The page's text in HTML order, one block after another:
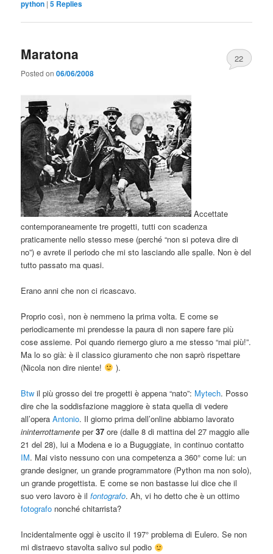
python |5 Replies
Maratona
Posted on06/06/2008
22
Accettate
contemporaneamente tre progetti, tutti con scadenza
praticamente nello stesso mese (perché “non si poteva dire di
no”) e avrete il periodo che mi sto lasciando alle spalle. Non è del
tutto passato ma quasi.
Erano anni che non ci ricascavo.
Proprio così, non è nemmeno la prima volta. E come se
periodicamente mi prendesse la paura di non sapere fare più
cose assieme. Poi quando riemergo giuro a me stesso “mai più!”.
Ma lo so già: è il classico giuramento che non saprò rispettare
(Nicola non dire niente!
).
Btw il più grosso dei tre progetti è appena “nato”: Mytech. Posso
dire che la soddisfazione maggiore è stata quella di vedere
all’operaAntonio. Il giorno prima dell’online abbiamo lavorato
ininterrottamente per37 ore (dalle 8 di mattina del 27 maggio alle
21 del 28), lui a Modena e io a Buguggiate, in continuo contatto
IM. Mai visto nessuno con una competenza a 360° come lui: un
grande designer, un grande programmatore (Python ma non solo),
un grande progettista. E come se non bastasse lui dice che il
suo vero lavoro è ilfontografo. Ah, vi ho detto che è un ottimo
fotografo nonché chitarrista?
Incidentalmente oggi è uscito il 197° problema di Eulero. Se non
mi distraevo stavolta salivo sul podio